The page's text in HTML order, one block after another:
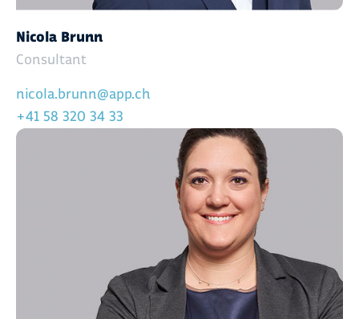
Nicola Brunn
Consultant
nicola.brunn@app.ch
+41 58 320 34 33